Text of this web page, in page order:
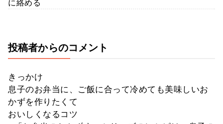
に絡める
投稿者からのコメント
きっかけ
息子のお弁当に、ご飯に合って冷めても美味しいお
かずを作りたくて
おいしくなるコツ